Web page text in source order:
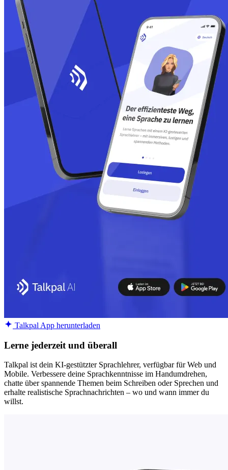
Talkpal App herunterladen
Lerne jederzeit und überall
Talkpal ist dein KI-gestützter Sprachlehrer, verfügbar für Web und
Mobile. Verbessere deine Sprachkenntnisse im Handumdrehen,
chatte über spannende Themen beim Schreiben oder Sprechen und
erhalte realistische Sprachnachrichten – wo und wann immer du
willst.